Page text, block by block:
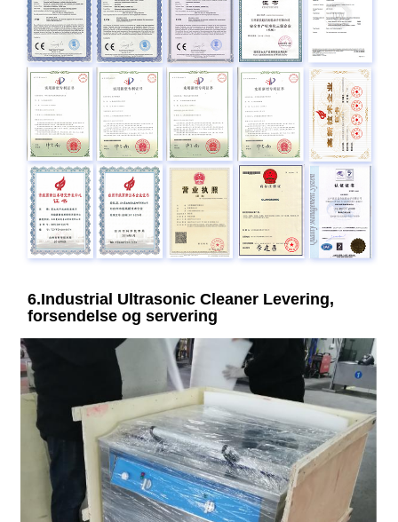
6.Industrial Ultrasonic Cleaner Levering,
forsendelse og servering